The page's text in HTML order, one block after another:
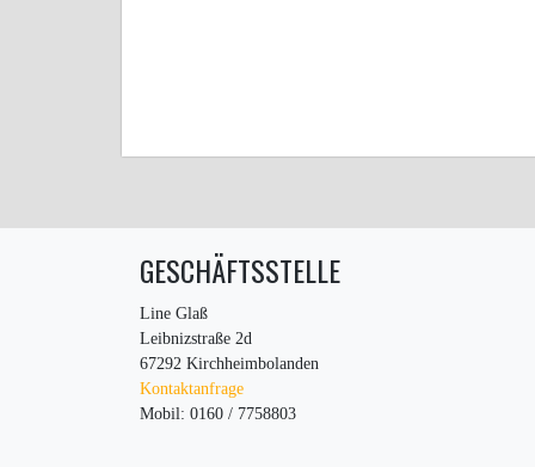
GESCHÄFTSSTELLE
Line Glaß
Leibnizstraße 2d
67292 Kirchheimbolanden
Kontaktanfrage
Mobil: 0160 / 7758803